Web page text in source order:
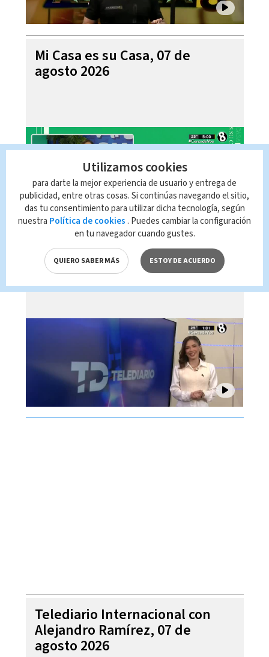
Mi Casa es su Casa, 07 de
agosto 2026
Telediario En Directo con Paula
Brenes, 07 de agosto 2026
Telediario Internacional con
Alejandro Ramírez, 07 de
agosto 2026
Utilizamos cookies
para darte la mejor experiencia de usuario y entrega de
publicidad, entre otras cosas. Si continúas navegando el sitio,
das tu consentimiento para utilizar dicha tecnología, según
nuestra Política de cookies . Puedes cambiar la configuración
en tu navegador cuando gustes.
QUIERO SABER MÁS ESTOY DE ACUERDO